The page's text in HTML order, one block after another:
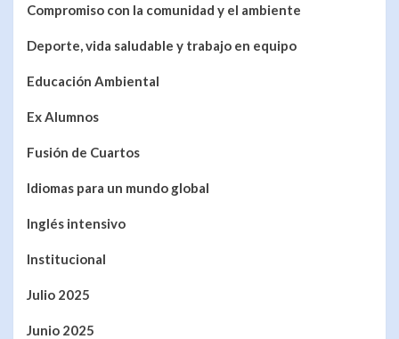
Compromiso con la comunidad y el ambiente
Deporte, vida saludable y trabajo en equipo
Educación Ambiental
Ex Alumnos
Fusión de Cuartos
Idiomas para un mundo global
Inglés intensivo
Institucional
Julio 2025
Junio 2025